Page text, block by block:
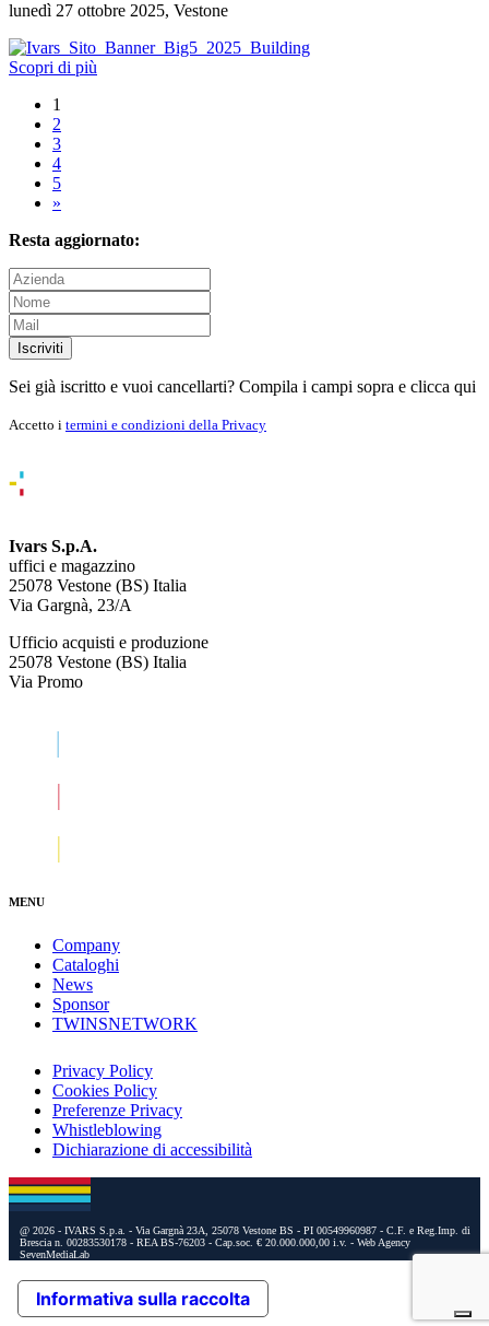
lunedì 27 ottobre 2025, Vestone
Scopri di più
1
2
3
4
5
»
Resta aggiornato:
Iscriviti
Sei già iscritto e vuoi cancellarti? Compila i campi sopra e clicca qui
Accetto i termini e condizioni della Privacy
Ivars S.p.A.
uffici e magazzino
25078 Vestone (BS) Italia
Via Gargnà, 23/A
Ufficio acquisti e produzione
25078 Vestone (BS) Italia
Via Promo
MENU
Company
Cataloghi
News
Sponsor
TWINSNETWORK
Privacy Policy
Cookies Policy
Preferenze Privacy
Whistleblowing
Dichiarazione di accessibilità
@ 2026 - IVARS S.p.a. - Via Gargnà 23A, 25078 Vestone BS - PI 00549960987 - C.F. e Reg.Imp. di
Brescia n. 00283530178 - REA BS-76203 - Cap.soc. € 20.000.000,00 i.v. - Web Agency
SevenMediaLab
Informativa sulla raccolta